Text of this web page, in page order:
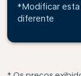
*Modificar
diferente